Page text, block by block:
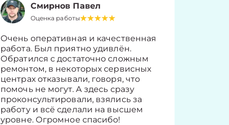
Смирнов Павел
Оценка работы
Очень оперативная и качественная
работа. Был приятно удивлён.
Обратился с достаточно сложным
ремонтом, в некоторых сервисных
центрах отказывали, говоря, что
помочь не могут. А здесь сразу
проконсультировали, взялись за
работу и всё сделали на высшем
уровне. Огромное спасибо!